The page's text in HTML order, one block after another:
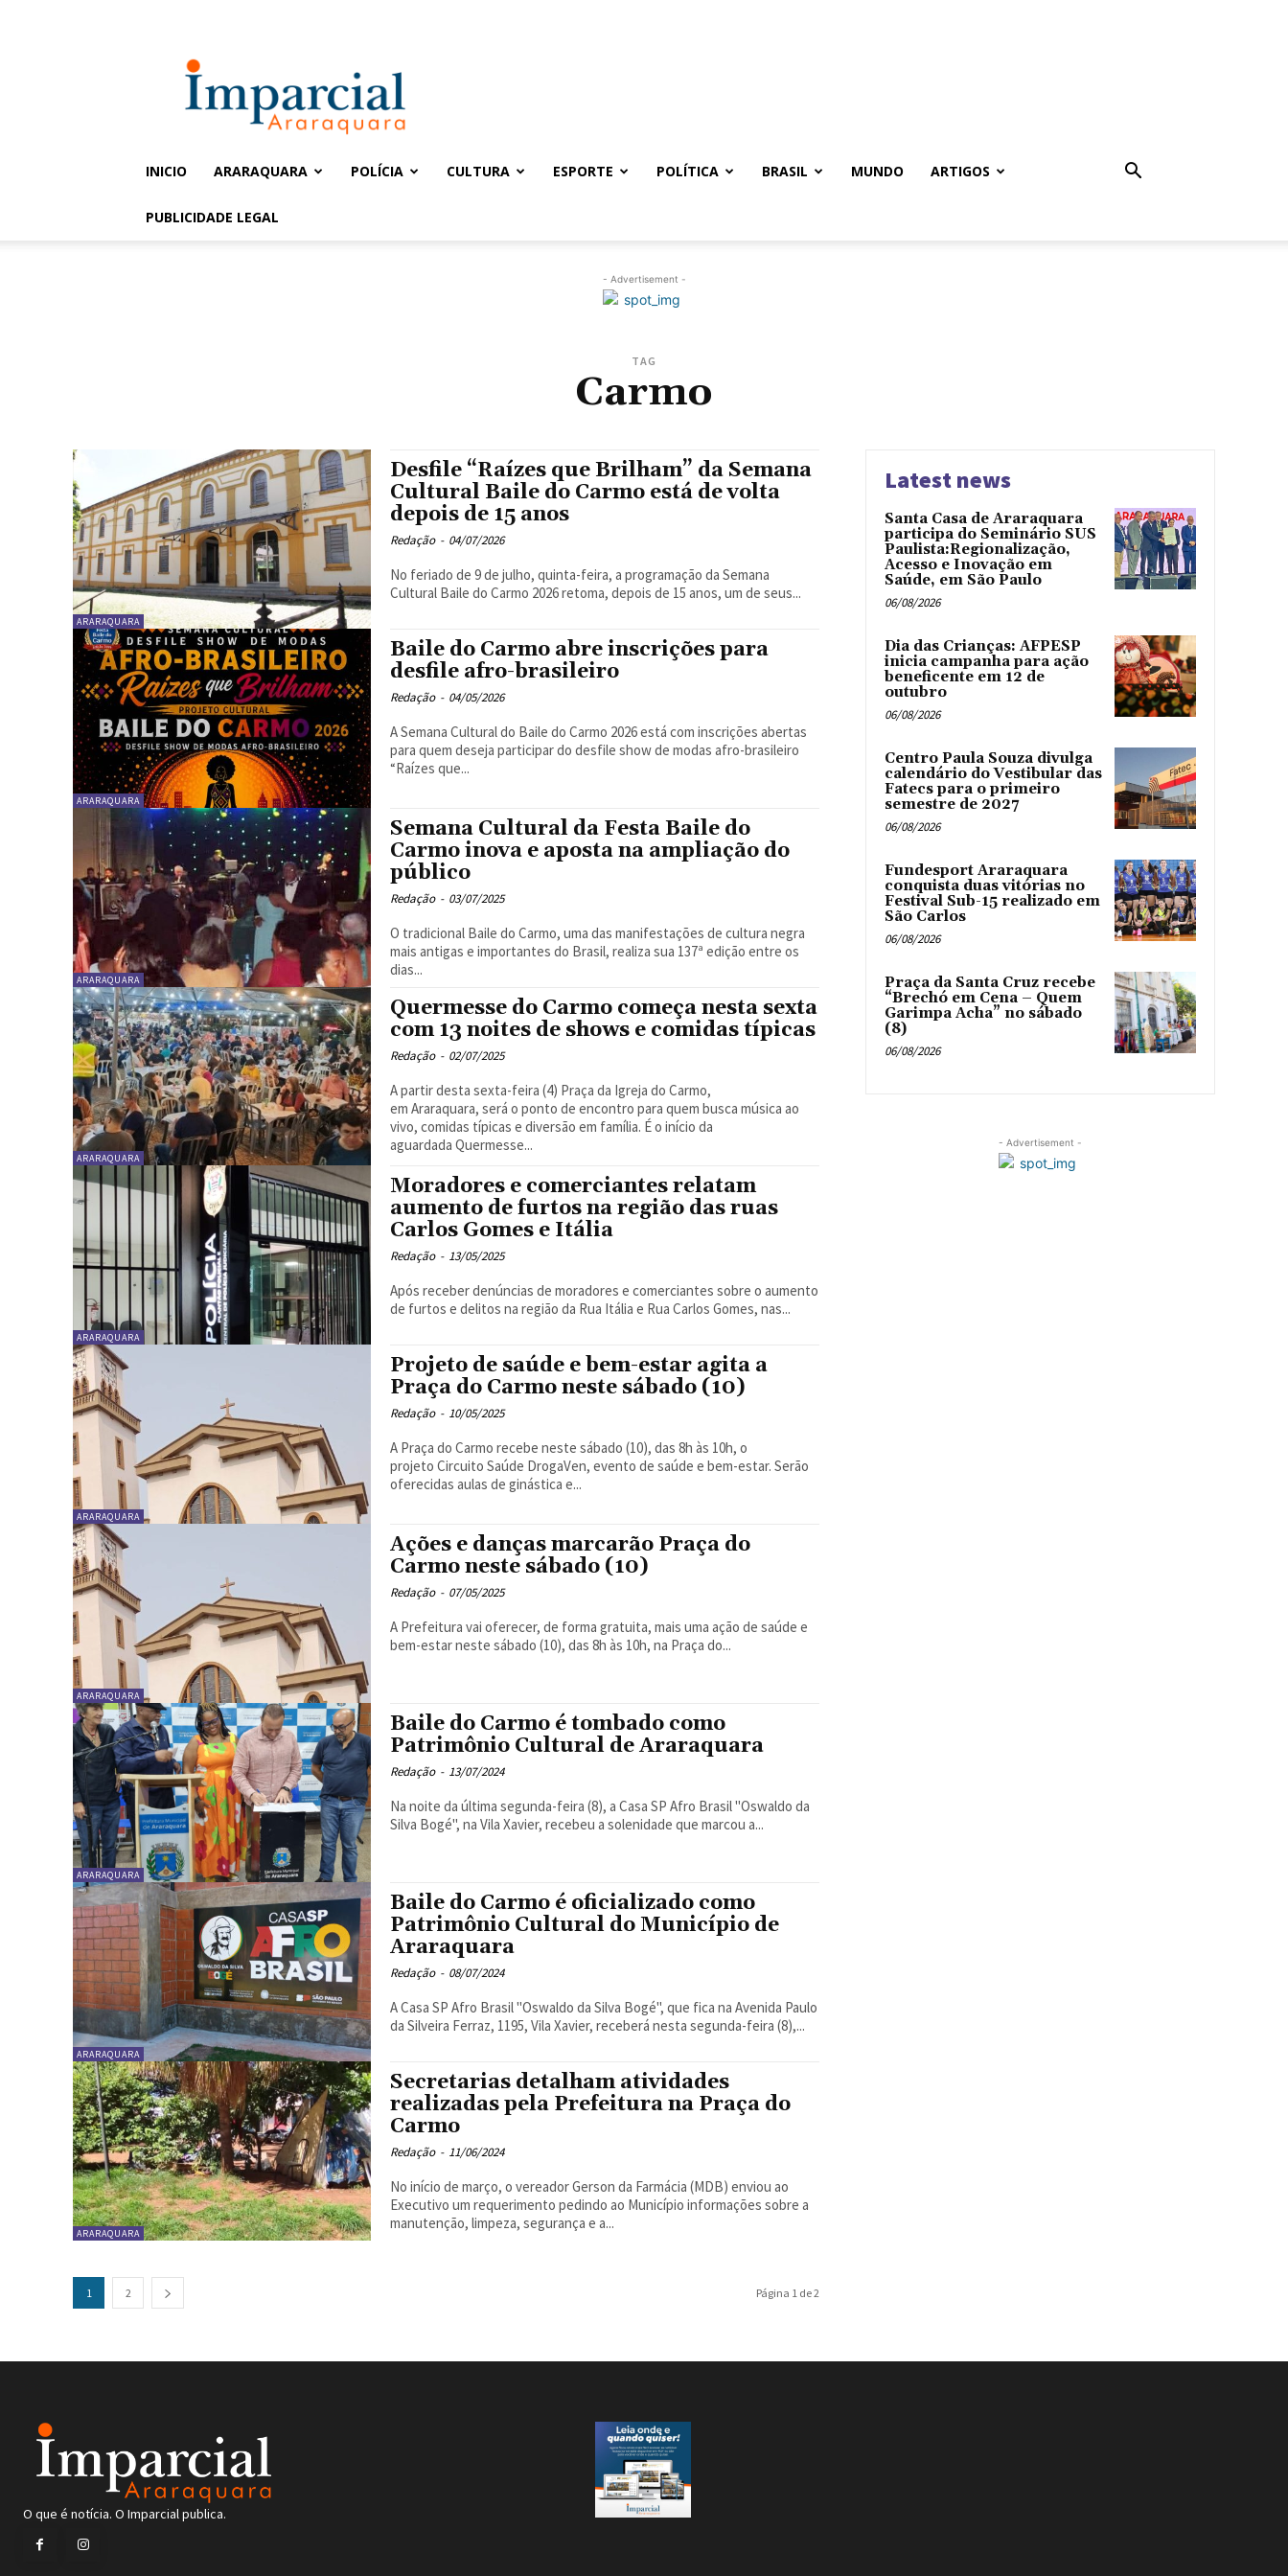
Imparcial
INICIO ARARAQUARA POLÍCIA CULTURA ESPORTE POLÍTICA BRASIL MUNDO ARTIGOS
PUBLICIDADE LEGAL
- Advertisement -
TAG
Carmo
ARARAQUARA
Desfile “Raízes que Brilham” da Semana
Cultural Baile do Carmo está de volta
depois de 15 anos
Redação - 04/07/2026
No feriado de 9 de julho, quinta-feira, a programação da Semana
Cultural Baile do Carmo 2026 retoma, depois de 15 anos, um de seus...
ARARAQUARA
Baile do Carmo abre inscrições para
desfile afro-brasileiro
Redação - 04/05/2026
A Semana Cultural do Baile do Carmo 2026 está com inscrições abertas
para quem deseja participar do desfile show de modas afro-brasileiro
“Raízes que...
ARARAQUARA
Semana Cultural da Festa Baile do
Carmo inova e aposta na ampliação do
público
Redação - 03/07/2025
O tradicional Baile do Carmo, uma das manifestações de cultura negra
mais antigas e importantes do Brasil, realiza sua 137ª edição entre os
dias...
ARARAQUARA
Quermesse do Carmo começa nesta sexta
com 13 noites de shows e comidas típicas
Redação - 02/07/2025
A partir desta sexta-feira (4) Praça da Igreja do Carmo,
em Araraquara, será o ponto de encontro para quem busca música ao
vivo, comidas típicas e diversão em família. É o início da
aguardada Quermesse...
ARARAQUARA
Moradores e comerciantes relatam
aumento de furtos na região das ruas
Carlos Gomes e Itália
Redação - 13/05/2025
Após receber denúncias de moradores e comerciantes sobre o aumento
de furtos e delitos na região da Rua Itália e Rua Carlos Gomes, nas...
ARARAQUARA
Projeto de saúde e bem-estar agita a
Praça do Carmo neste sábado (10)
Redação - 10/05/2025
A Praça do Carmo recebe neste sábado (10), das 8h às 10h, o
projeto Circuito Saúde DrogaVen, evento de saúde e bem-estar. Serão
oferecidas aulas de ginástica e...
ARARAQUARA
Ações e danças marcarão Praça do
Carmo neste sábado (10)
Redação - 07/05/2025
A Prefeitura vai oferecer, de forma gratuita, mais uma ação de saúde e
bem-estar neste sábado (10), das 8h às 10h, na Praça do...
ARARAQUARA
Baile do Carmo é tombado como
Patrimônio Cultural de Araraquara
Redação - 13/07/2024
Na noite da última segunda-feira (8), a Casa SP Afro Brasil "Oswaldo da
Silva Bogé", na Vila Xavier, recebeu a solenidade que marcou a...
ARARAQUARA
Baile do Carmo é oficializado como
Patrimônio Cultural do Município de
Araraquara
Redação - 08/07/2024
A Casa SP Afro Brasil "Oswaldo da Silva Bogé", que fica na Avenida Paulo
da Silveira Ferraz, 1195, Vila Xavier, receberá nesta segunda-feira (8),...
ARARAQUARA
Secretarias detalham atividades
realizadas pela Prefeitura na Praça do
Carmo
Redação - 11/06/2024
No início de março, o vereador Gerson da Farmácia (MDB) enviou ao
Executivo um requerimento pedindo ao Município informações sobre a
manutenção, limpeza, segurança e a...
1 2 Página 1 de 2
Latest news
Santa Casa de Araraquara
participa do Seminário SUS
Paulista:Regionalização,
Acesso e Inovação em
Saúde, em São Paulo
06/08/2026
Dia das Crianças: AFPESP
inicia campanha para ação
beneficente em 12 de
outubro
06/08/2026
Centro Paula Souza divulga
calendário do Vestibular das
Fatecs para o primeiro
semestre de 2027
06/08/2026
Fundesport Araraquara
conquista duas vitórias no
Festival Sub-15 realizado em
São Carlos
06/08/2026
Praça da Santa Cruz recebe
“Brechó em Cena – Quem
Garimpa Acha” no sábado
(8)
06/08/2026
- Advertisement -
O que é notícia. O Imparcial publica.